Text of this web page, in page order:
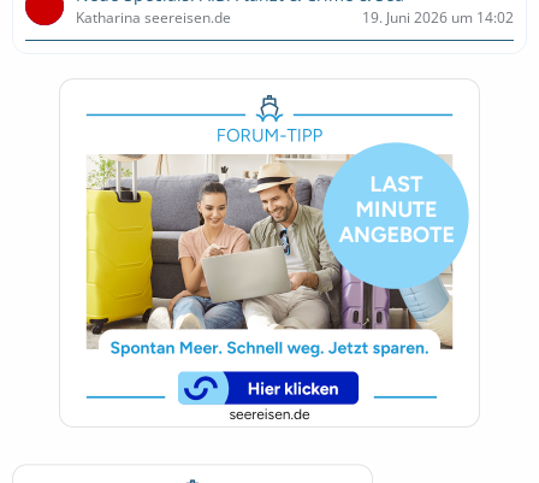
Katharina seereisen.de 19. Juni 2026 um 14:02